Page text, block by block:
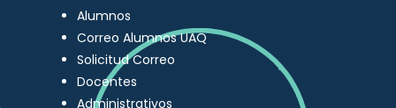
Alumnos
Correo Alumnos UAQ
Solicitud Correo
Docentes
Administrativos